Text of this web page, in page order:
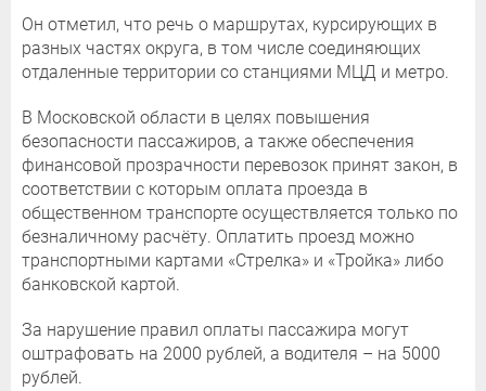
Он отметил, что речь о маршрутах, курсирующих в
разных частях округа, в том числе соединяющих
отдаленные территории со станциями МЦД и метро.
В Московской области в целях повышения
безопасности пассажиров, а также обеспечения
финансовой прозрачности перевозок принят закон, в
соответствии с которым оплата проезда в
общественном транспорте осуществляется только по
безналичному расчёту. Оплатить проезд можно
транспортными картами «Стрелка» и «Тройка» либо
банковской картой.
За нарушение правил оплаты пассажира могут
оштрафовать на 2000 рублей, а водителя – на 5000
рублей.